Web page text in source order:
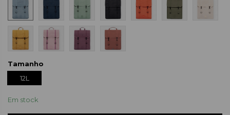
Tamanho
12L
Em stock